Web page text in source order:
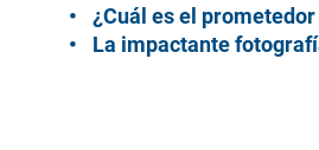
¿Cuál es el
La impactante